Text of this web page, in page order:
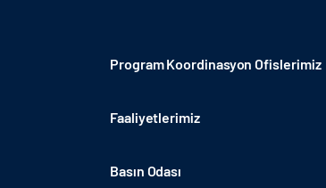
Program Koordinasyon Ofislerimiz
Faaliyetlerimiz
Basın Odası